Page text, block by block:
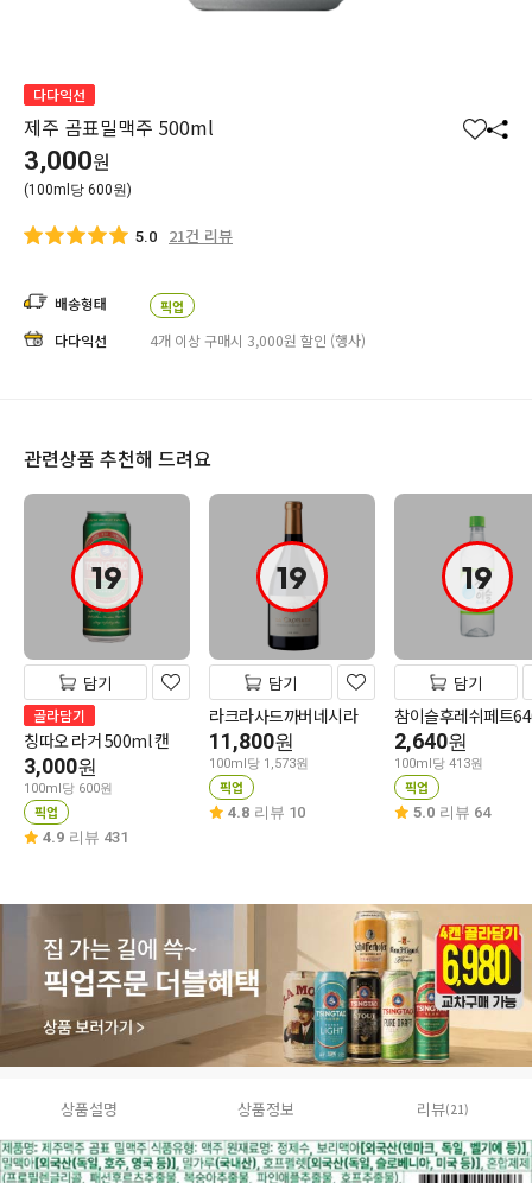
다다익선
제주 곰표밀맥주 500ml
찜 공
3,000원
(100ml당 600원)
5.0 21건 리뷰
배송형태 픽업
다다익선 4개 이상 구매시 3,000원 할인 (행사)
관련상품 추천해 드려요
19
담기
골라담기
칭따오 라거 500ml 캔
3,000원
100ml당 600원
픽업
4.9 리뷰 431
19
담기
라크라사드까버네시라
11,800원
100ml당 1,573원
픽업
4.8 리뷰 10
19
담기
참이슬후레쉬페트
2,640원
100ml당 413원
픽업
5.0 리뷰 64
상품설명 상품정보 리뷰(21)